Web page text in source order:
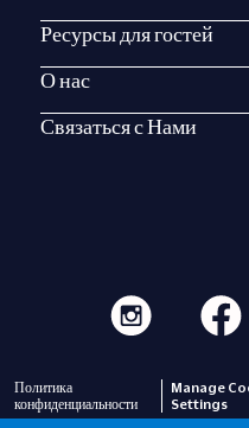
Ресурсы для гостей
О нас
Связаться с Нами
Политика
конфиденциальности
Manage
Settings